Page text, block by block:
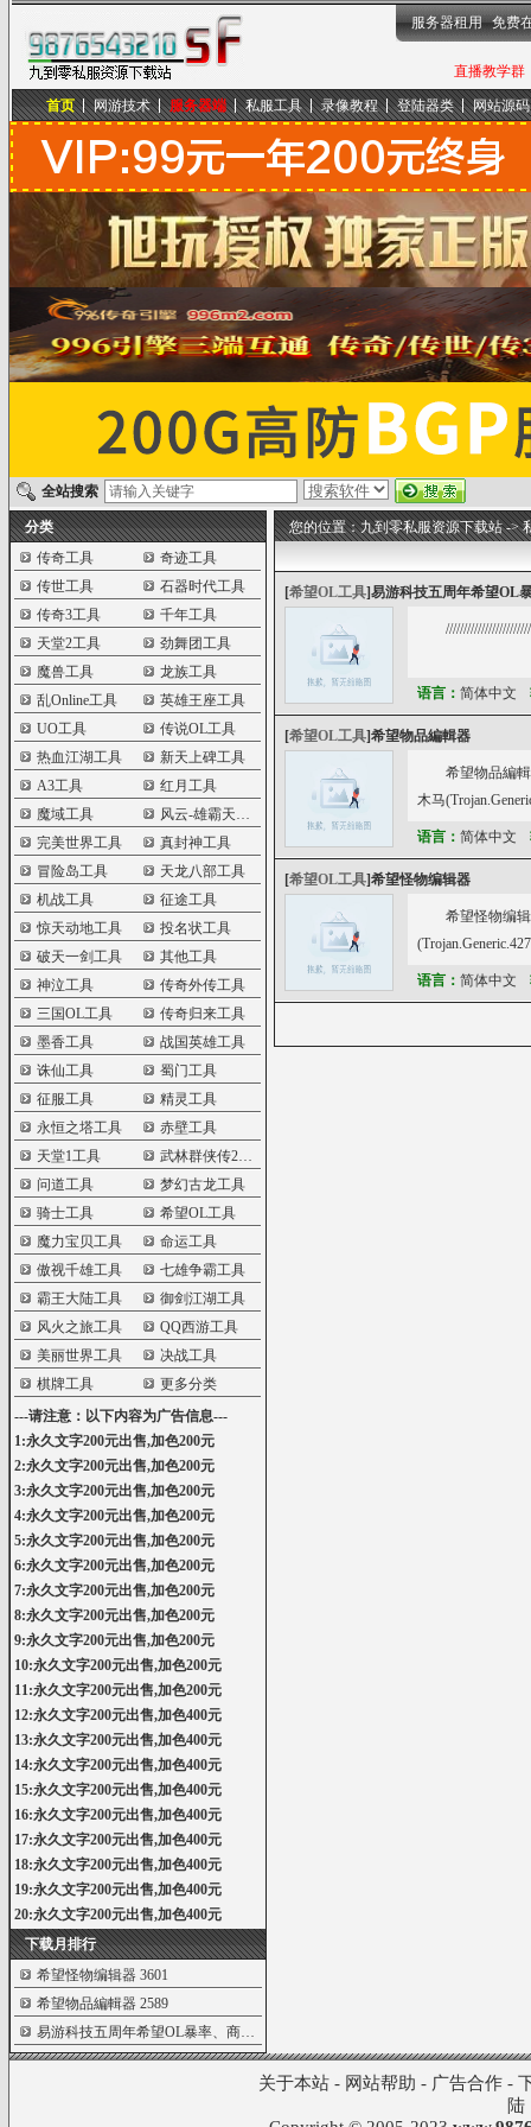
九到零私服资源下载站
直播教学群
服务器租用 免费
首页 网游技术 服务器端 私服工具 录像教程 登陆器类 网站源码
全站搜索
分类
传奇工具
奇迹工具
传世工具
石器时代工具
传奇3工具
千年工具
天堂2工具
劲舞团工具
魔兽工具
龙族工具
乱Online工具
英雄王座工具
UO工具
传说OL工具
热血江湖工具
新天上碑工具
A3工具
红月工具
魔域工具
风云-雄霸天下工具
完美世界工具
真封神工具
冒险岛工具
天龙八部工具
机战工具
征途工具
惊天动地工具
投名状工具
破天一剑工具
其他工具
神泣工具
传奇外传工具
三国OL工具
传奇归来工具
墨香工具
战国英雄工具
诛仙工具
蜀门工具
征服工具
精灵工具
永恒之塔工具
赤壁工具
天堂1工具
武林群侠传2工具
问道工具
梦幻古龙工具
骑士工具
希望OL工具
魔力宝贝工具
命运工具
傲视千雄工具
七雄争霸工具
霸王大陆工具
御剑江湖工具
风火之旅工具
QQ西游工具
美丽世界工具
决战工具
棋牌工具
更多分类
---请注意：以下内容为广告信息---
1:永久文字200元出售,加色200元
2:永久文字200元出售,加色200元
3:永久文字200元出售,加色200元
4:永久文字200元出售,加色200元
5:永久文字200元出售,加色200元
6:永久文字200元出售,加色200元
7:永久文字200元出售,加色200元
8:永久文字200元出售,加色200元
9:永久文字200元出售,加色200元
10:永久文字200元出售,加色200元
11:永久文字200元出售,加色200元
12:永久文字200元出售,加色400元
13:永久文字200元出售,加色400元
14:永久文字200元出售,加色400元
15:永久文字200元出售,加色400元
16:永久文字200元出售,加色400元
17:永久文字200元出售,加色400元
18:永久文字200元出售,加色400元
19:永久文字200元出售,加色400元
20:永久文字200元出售,加色400元
下载月排行
希望怪物编辑器3601
希望物品編輯器2589
易游科技五周年希望OL暴率、商城修改程
您的位置：九到零私服资源下载站->
[希望OL工具]易游科技五周年希望OL
语言： 简体中文
[希望OL工具]希望物品編輯器
希望物品編
木马
语言： 简体中文
[希望OL工具]希望怪物编辑器
希望怪物编
语言： 简体中文
关于本站- 网站帮助 - 广告合作-
陆